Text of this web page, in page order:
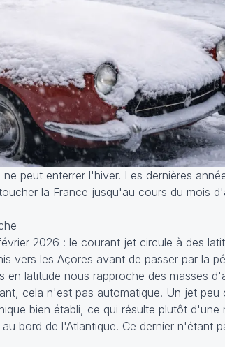
peut enterrer l'hiver. Les dernières
la France jusqu'au cours du mois
2026 : le courant jet circule à des
vers les Açores avant de passer par la
en latitude nous rapproche des masses
cela n'est pas automatique. Un jet peu
bien établi, ce qui résulte plutôt d'une
bord de l'Atlantique. Ce dernier n'étant